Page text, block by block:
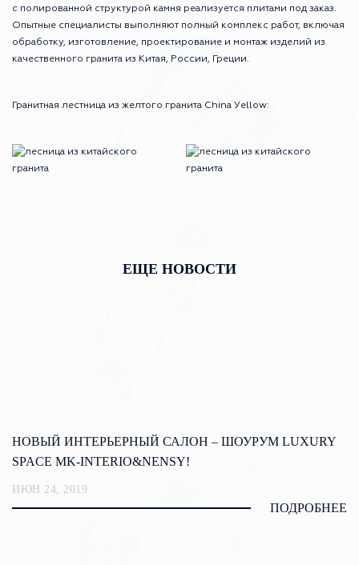
с полированной структурой камня реализуется плитами под заказ.
Опытные специалисты выполняют полный комплекс работ, включая
обработку, изготовление, проектирование и монтаж изделий из
качественного гранита из Китая, России, Греции.
Гранитная лестница из желтого гранита Сhina Уellow:
ЕЩЕ НОВОСТИ
НОВЫЙ ИНТЕРЬЕРНЫЙ САЛОН – ШОУРУМ LUXURY
SPACE MK-INTERIO&NENSY!
ИЮН 24, 2019
ПОДРОБНЕЕ